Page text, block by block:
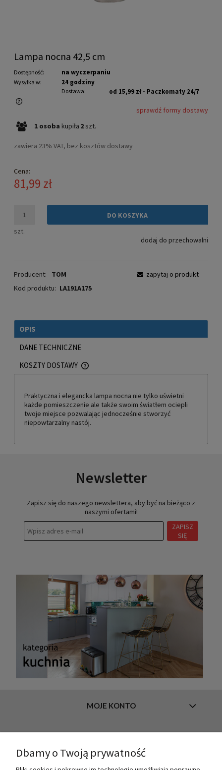
Lampa nocna 42,5 cm
Dostępność: na wyczerpaniu
Wysyłka w: 24 godziny
Dostawa: od 15,99 zł - Paczkomaty 24/7
Cena nie zawiera ewentualnych kosztów płatności
sprawdź formy dostawy
1 osoba kupiła 2 szt.
zawiera 23% VAT, bez kosztów dostawy
Cena:
81,99 zł
szt.
DO KOSZYKA
dodaj do przechowalni
Producent:
TOM
Kod produktu: LA191A175
zapytaj o produkt
OPIS
DANE TECHNICZNE
KOSZTY DOSTAWY
CENA NIE ZAWIERA EWENTUALNYCH KOSZTÓW PŁATNOŚCI
Praktyczna i elegancka lampa nocna nie tylko uświetni
każde pomieszczenie ale także swoim światłem ociepli
twoje miejsce pozwalając jednocześnie stworzyć
niepowtarzalny nastój.
Newsletter
Zapisz się do naszego newslettera, aby być na bieżąco z
naszymi ofertami!
ZAPISZ
SIĘ
MOJE KONTO
Dbamy o Twoją prywatność